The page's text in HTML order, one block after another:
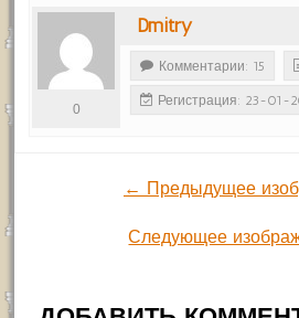
Dmitry
0
Комментарии: 15
Регистрация: 23-01-
← Предыдущее
Следующее